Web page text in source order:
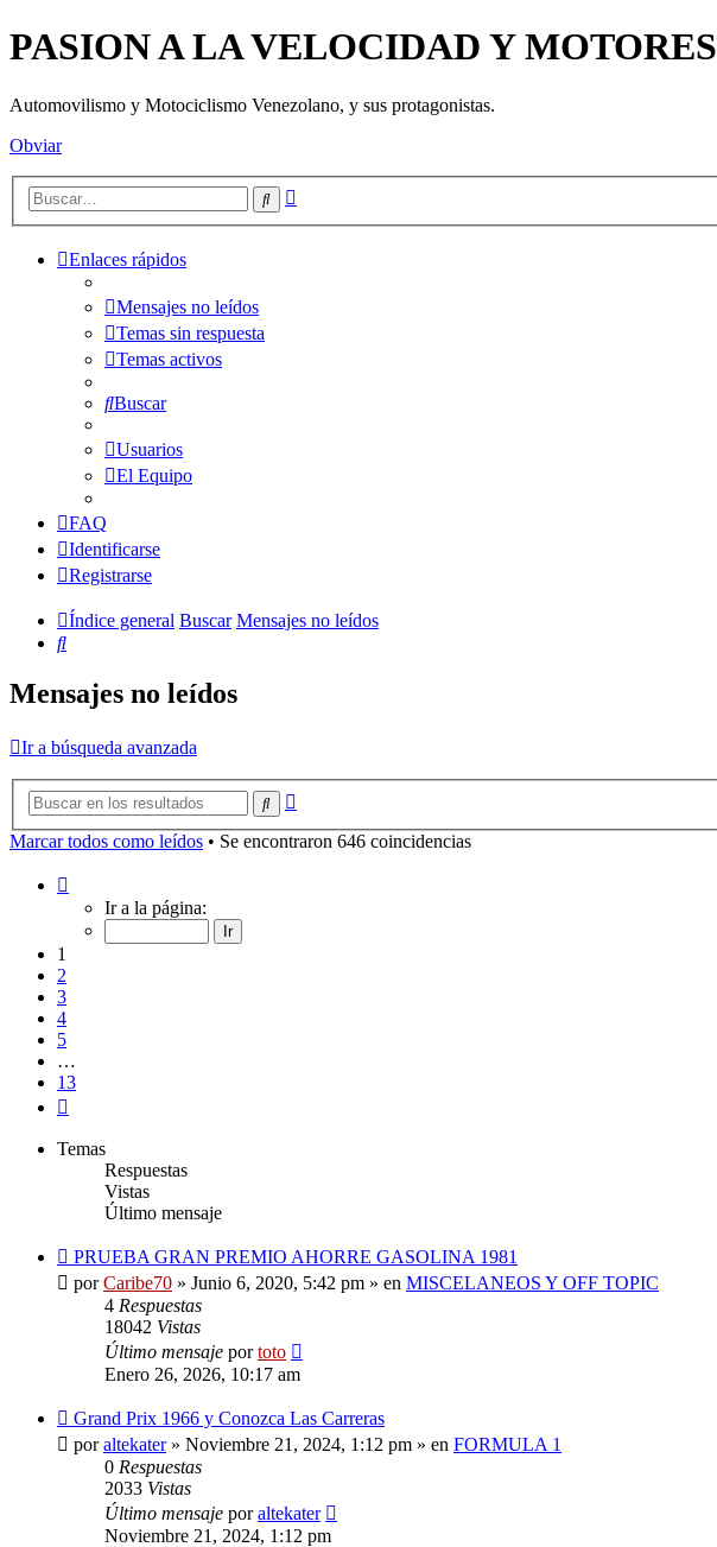
PASION A LA VELOCIDAD Y MOTORES
Automovilismo y Motociclismo Venezolano, y sus protagonistas.
Obviar
Buscar
Enlaces rápidos
Mensajes no leídos
Temas sin respuesta
Temas activos
Buscar
Usuarios
El Equipo
FAQ
Identificarse
Registrarse
Índice general Buscar Mensajes no leídos
Buscar
Mensajes no leídos
Ir a búsqueda avanzada
Buscar
Marcar todos como leídos • Se encontraron 646 coincidencias
Ir a la página:
1
2
3
4
5
…
13
Temas
Respuestas
Vistas
Último mensaje
Nuevo
mensaje
PRUEBA GRAN PREMIO AHORRE GASOLINA 1981
porCaribe70 » Junio 6, 2020, 5:42 pm » en MISCELANEOS Y OFF TOPIC
4 Respuestas
18042 Vistas
Último mensaje portoto
Enero 26, 2026, 10:17 am
Nuevo
mensaje
Grand Prix 1966 y Conozca Las Carreras
poraltekater» Noviembre 21, 2024, 1:12 pm » en FORMULA 1
0 Respuestas
2033 Vistas
Último mensaje poraltekater
Noviembre 21, 2024, 1:12 pm